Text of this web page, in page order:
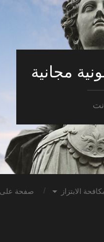
مجانية
نت
الابتزاز صفحة